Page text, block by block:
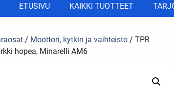
ETUSIVU KAIKKI TUOTTEET
/ Moottori, kytkin ja vaihteisto / TPR
hopea, Minarelli AM6